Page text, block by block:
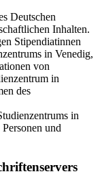
Deutschen
Inhalten.
Stipendiatinnen
in Venedig,
von
in
des
in
und